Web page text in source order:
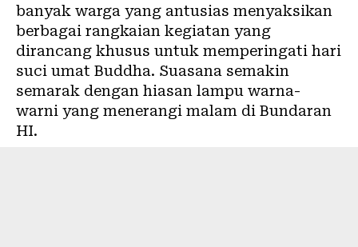
banyak warga yang antusias menyaksikan
berbagai rangkaian kegiatan yang
dirancang khusus untuk memperingati hari
suci umat Buddha. Suasana semakin
semarak dengan hiasan lampu warna-
warni yang menerangi malam di Bundaran
HI.